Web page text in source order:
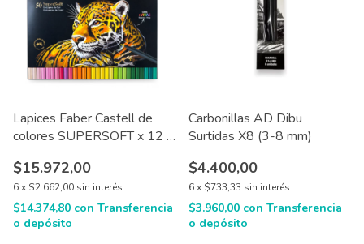
Lapices Faber Castell de
colores SUPERSOFT x 12 /
$15.972,00
6x $2.662,00 sin interés
$14.374,80 con Transferencia
o depósito
Carbonillas AD Dibu
Surtidas X8 (3-8 mm)
$4.400,00
6x $733,33 sin interés
$3.960,00 con Transferencia
o depósito